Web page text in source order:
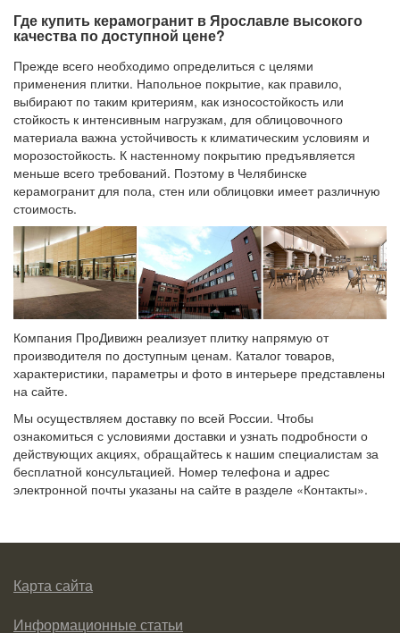
Где купить керамогранит в Ярославле высокого
качества по доступной цене?
Прежде всего необходимо определиться с целями
применения плитки. Напольное покрытие, как правило,
выбирают по таким критериям, как износостойкость или
стойкость к интенсивным нагрузкам, для облицовочного
материала важна устойчивость к климатическим условиям и
морозостойкость. К настенному покрытию предъявляется
меньше всего требований. Поэтому в Челябинске
керамогранит для пола, стен или облицовки имеет различную
стоимость.
Компания ПроДивижн реализует плитку напрямую от
производителя по доступным ценам. Каталог товаров,
характеристики, параметры и фото в интерьере представлены
на сайте.
Мы осуществляем доставку по всей России. Чтобы
ознакомиться с условиями доставки и узнать подробности о
действующих акциях, обращайтесь к нашим специалистам за
бесплатной консультацией. Номер телефона и адрес
электронной почты указаны на сайте в разделе «Контакты».
Карта сайта
Информационные статьи